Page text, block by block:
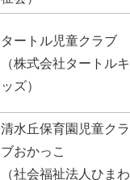
タートル児童クラブ
（株式会社タートルキ
ッズ）
清水丘保育園児童クラ
ブおかっこ
（社会福祉法人ひまわ